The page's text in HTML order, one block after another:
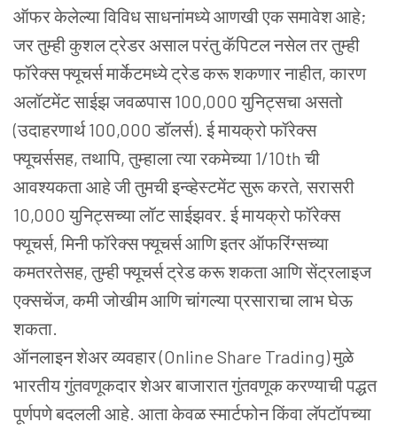
ऑफर केलेल्या विविध साधनांमध्ये आणखी एक समावेश आहे;
जर तुम्ही कुशल ट्रेडर असाल परंतु कॅपिटल नसेल तर तुम्ही
फॉरेक्स फ्यूचर्स मार्केटमध्ये ट्रेड करू शकणार नाहीत, कारण
अलॉटमेंट साईझ जवळपास 100,000 युनिट्सचा असतो
(उदाहरणार्थ 100,000 डॉलर्स). ई मायक्रो फॉरेक्स
फ्यूचर्ससह, तथापि, तुम्हाला त्या रकमेच्या 1/10th ची
आवश्यकता आहे जी तुमची इन्व्हेस्टमेंट सुरू करते, सरासरी
10,000 युनिट्सच्या लॉट साईझवर. ई मायक्रो फॉरेक्स
फ्यूचर्स, मिनी फॉरेक्स फ्यूचर्स आणि इतर ऑफरिंग्सच्या
कमतरतेसह, तुम्ही फ्यूचर्स ट्रेड करू शकता आणि सेंट्रलाइज
एक्सचेंज, कमी जोखीम आणि चांगल्या प्रसाराचा लाभ घेऊ
शकता.
ऑनलाइन शेअर व्यवहार (Online Share Trading) मुळे
भारतीय गुंतवणूकदार शेअर बाजारात गुंतवणूक करण्याची पद्धत
पूर्णपणे बदलली आहे. आता केवळ स्मार्टफोन किंवा लॅपटॉपच्या